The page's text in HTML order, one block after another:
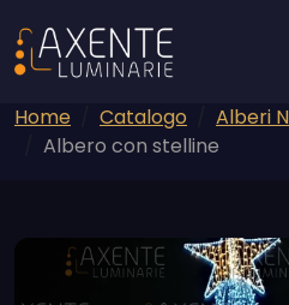
Home Catalogo
Alberi
Albero con stelline